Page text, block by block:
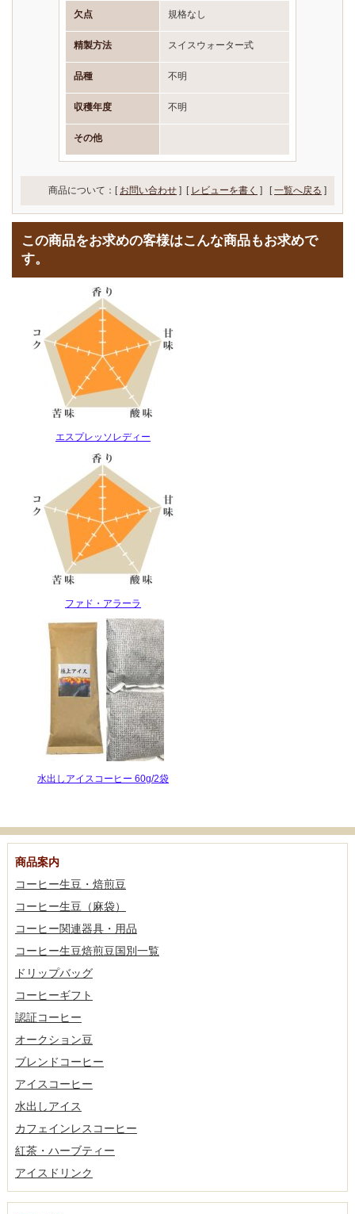
欠点 規格なし
精製方法 スイスウォーター式
品種 不明
収穫年度 不明
その他
商品について：[ お問い合わせ ] [ レビューを書く ] [一覧へ戻る ]
この商品をお求めの客様はこんな商品もお求めで
す。
エスプレッソレディー
ファド・アラーラ
水出しアイスコーヒー 60g/2袋
商品案内
コーヒー生豆・焙煎豆
コーヒー生豆（麻袋）
コーヒー関連器具・用品
コーヒー生豆焙煎豆国別一覧
ドリップバッグ
コーヒーギフト
認証コーヒー
オークション豆
ブレンドコーヒー
アイスコーヒー
水出しアイス
カフェインレスコーヒー
紅茶・ハーブティー
アイスドリンク